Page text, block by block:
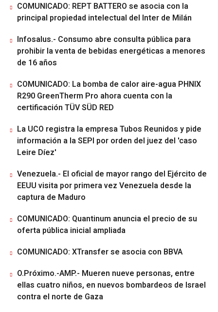
COMUNICADO: REPT BATTERO se asocia con la
principal propiedad intelectual del Inter de Milán
Infosalus.- Consumo abre consulta pública para
prohibir la venta de bebidas energéticas a menores
de 16 años
COMUNICADO: La bomba de calor aire-agua PHNIX
R290 GreenTherm Pro ahora cuenta con la
certificación TÜV SÜD RED
La UCO registra la empresa Tubos Reunidos y pide
información a la SEPI por orden del juez del 'caso
Leire Díez'
Venezuela.- El oficial de mayor rango del Ejército de
EEUU visita por primera vez Venezuela desde la
captura de Maduro
COMUNICADO: Quantinum anuncia el precio de su
oferta pública inicial ampliada
COMUNICADO: XTransfer se asocia con BBVA
O.Próximo.-AMP.- Mueren nueve personas, entre
ellas cuatro niños, en nuevos bombardeos de Israel
contra el norte de Gaza